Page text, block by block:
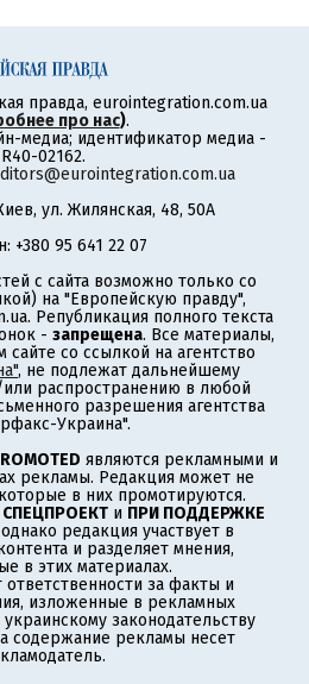
правда, eurointegration.com.ua
про нас).
медиа; идентификатор медиа -
R40-02162.
ул. Жилянская, 48, 50А
+380 95 641 22 07
с сайта возможно только со
на "Европейскую правду",
Републикация полного текста
- запрещена. Все материалы,
со ссылкой на агентство
, не подлежат дальнейшему
распространению в любой
разрешения агентства
Украина".
являются рекламными и
рекламы. Редакция может не
в них промотируются.
СПЕЦПРОЕКТ и ПРИ ПОДДЕРЖКЕ
редакция участвует в
и разделяет мнения,
в этих материалах.
за факты и
изложенные в рекламных
законодательству
содержание рекламы несет